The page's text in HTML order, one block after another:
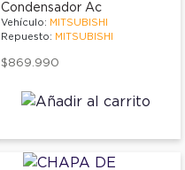
Condensador Ac
Vehículo: MITSUBISHI
Repuesto: MITSUBISHI
$869.990